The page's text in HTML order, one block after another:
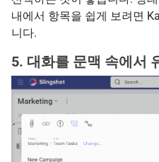
내에서 항목을 쉽게 보려면
니다.
5. 대화를 문맥 속에서